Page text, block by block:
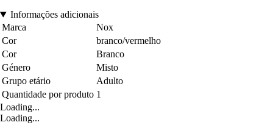
Informações adicionais
Marca
Nox
Cor
branco/vermelho
Cor
Branco
Género
Misto
Grupo etário
Adulto
Quantidade por produto 1
Loading...
Loading...